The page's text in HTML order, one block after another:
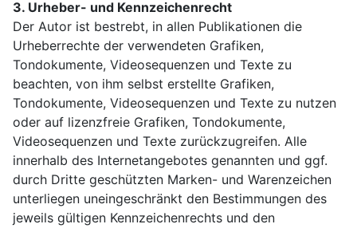
3. Urheber- und Kennzeichenrecht
Der Autor ist bestrebt, in allen Publikationen die
Urheberrechte der verwendeten Grafiken,
Tondokumente, Videosequenzen und Texte zu
beachten, von ihm selbst erstellte Grafiken,
Tondokumente, Videosequenzen und Texte zu nutzen
oder auf lizenzfreie Grafiken, Tondokumente,
Videosequenzen und Texte zurückzugreifen. Alle
innerhalb des Internetangebotes genannten und ggf.
durch Dritte geschützten Marken- und Warenzeichen
unterliegen uneingeschränkt den Bestimmungen des
jeweils gültigen Kennzeichenrechts und den